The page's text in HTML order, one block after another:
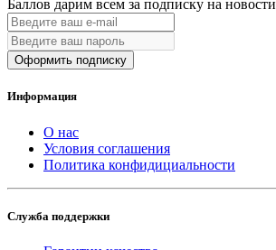
Баллов дарим всем за подписку на новости
Оформить подписку
Информация
О нас
Условия соглашения
Политика конфидициальности
Служба поддержки